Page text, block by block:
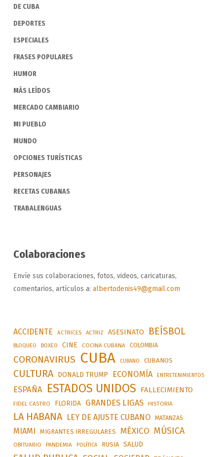
DE CUBA
DEPORTES
ESPECIALES
FRASES POPULARES
HUMOR
MÁS LEÍDOS
MERCADO CAMBIARIO
MI PUEBLO
MUNDO
OPCIONES TURÍSTICAS
PERSONAJES
RECETAS CUBANAS
TRABALENGUAS
Colaboraciones
Envíe sus colaboraciones, fotos, videos, caricaturas,
comentarios, artículos a: albertodenis49@gmail.com
ACCIDENTE ACTRICES ACTRIZ ASESINATO BEÍSBOL
BLOQUEO BOXEO CINE COCINA CUBANA COLOMBIA
CORONAVIRUS CUBA CUBANO CUBANOS
CULTURA DONALD TRUMP ECONOMÍA ENTRETENIMIENTOS
ESPAÑA ESTADOS UNIDOS FALLECIMIENTO
FIDEL CASTRO FLORIDA GRANDES LIGAS HISTORIA
LA HABANA LEY DE AJUSTE CUBANO MATANZAS
MIAMI MIGRANTES IRREGULARES MÉXICO MÚSICA
OBITUARIO PANDEMIA POLÍTICA RUSIA SALUD